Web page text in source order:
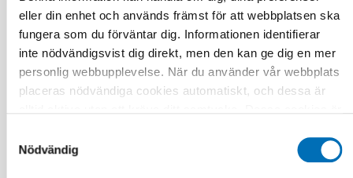
eller din enhet och används främst för att webbplatsen ska
fungera som du förväntar dig. Informationen identifierar
inte nödvändigsvist dig direkt, men den kan ge dig en mer
personlig webbupplevelse. När du använder vår webbplats
placeras nödvändiga cookies automatiskt, och dessa är
dess funktioner. Vi respekterar din integritet, och du kan
välja vilka ytterligare cookies (statistiska, preferens,
Nödvändig
FOLKHÄLSA
21 jan 2021